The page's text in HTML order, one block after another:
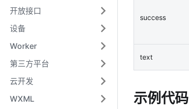
开放接口
设备
Worker
第三方平台
云开发
WXML
success
text
示例代码